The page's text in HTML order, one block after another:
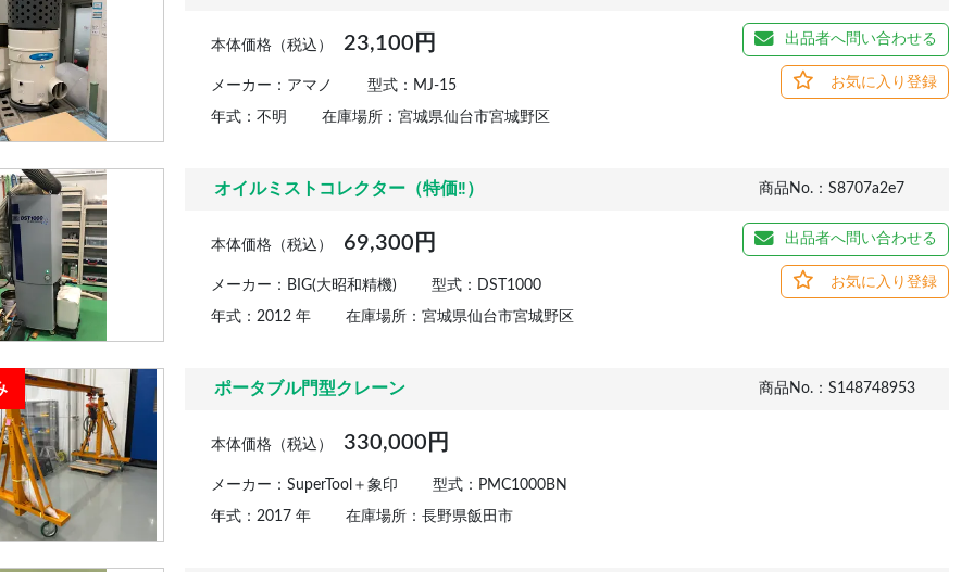
本体価格（税込） 23,100円
メーカー：アマノ 型式：MJ-15
年式：不明 在庫場所：宮城県仙台市宮城野区
出品者へ問い合わせる
お気に入り登録
オイルミストコレクター（特価‼） 商品No.：S8707a2e7
本体価格（税込） 69,300円
メーカー：BIG(大昭和精機) 型式：DST1000
年式：2012 年 在庫場所：宮城県仙台市宮城野区
出品者へ問い合わせる
お気に入り登録
ポータブル門型クレーン 商品No.：S148748953
本体価格（税込） 330,000円
メーカー：SuperTool＋象印 型式：PMC1000BN
年式：2017 年 在庫場所：長野県飯田市